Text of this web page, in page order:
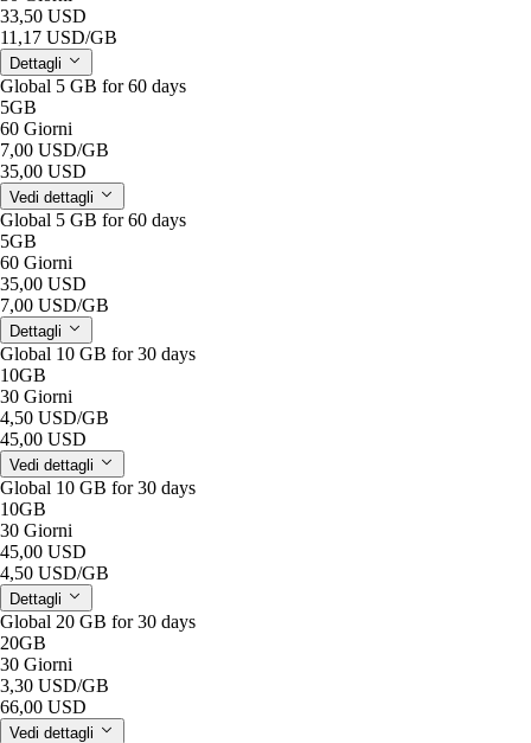
33,50 USD
11,17 USD/GB
Dettagli
Global 5 GB for 60 days
5GB
60 Giorni
7,00 USD/GB
35,00 USD
Vedi dettagli
Global 5 GB for 60 days
5GB
60 Giorni
35,00 USD
7,00 USD/GB
Dettagli
Global 10 GB for 30 days
10GB
30 Giorni
4,50 USD/GB
45,00 USD
Vedi dettagli
Global 10 GB for 30 days
10GB
30 Giorni
45,00 USD
4,50 USD/GB
Dettagli
Global 20 GB for 30 days
20GB
30 Giorni
3,30 USD/GB
66,00 USD
Vedi dettagli